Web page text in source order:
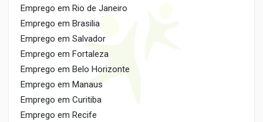
Emprego em Rio de Janeiro
Emprego em Brasilia
Emprego em Salvador
Emprego em Fortaleza
Emprego em Belo Horizonte
Emprego em Manaus
Emprego em Curitiba
Emprego em Recife